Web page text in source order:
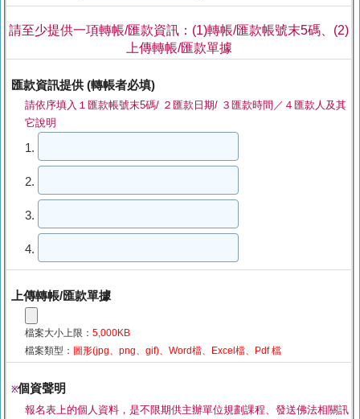
請至少提供一項轉帳/匯款資訊：(1)轉帳/匯款帳號末5碼、(2)
上傳轉帳/匯款單據
匯款資訊提供 (轉帳者必填)
請依序填入１匯款帳號末5碼/ ２匯款日期/ ３匯款時間／４匯款人及其
它說明
1.
2.
3.
4.
上傳轉帳/匯款單據
檔案大小上限： 5,000KB
檔案類型： 圖形(jpg、png、gif)、Word檔、Excel檔、Pdf 檔
※個資聲明
報名表上的個人資料，是不限期供主辦單位規劃課程、發送佛法相關訊